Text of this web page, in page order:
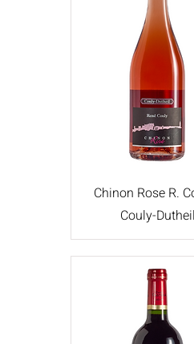
Chinon Rose R.
Couly-Dutheil